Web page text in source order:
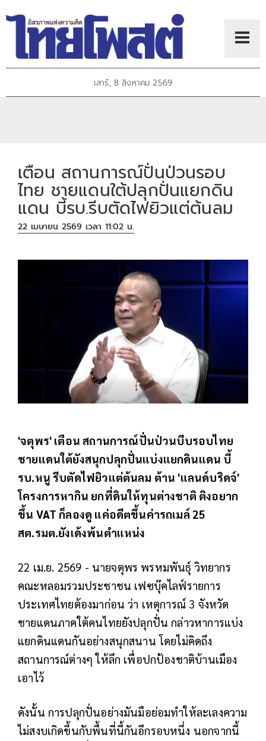
เสาร์, 8 สิงหาคม 2569
เตือน สถานการณ์ปั่นป่วนรอบ
ไทย ชายแดนใต้ปลุกปั่นแยกดิน
แดน บี้รบ.รีบตัดไฟยิวแต่ต้นลม
22 เมษายน 2569 เวลา 11:02 น.
'จตุพร' เตือน สถานการณ์ปั่นป่วนบีบรอบไทย
ชายแดนใต้ยังสนุกปลุกปั่นแบ่งแยกดินแดน บี้
รบ.หนู รีบตัดไฟยิวแต่ต้นลม ต้าน 'แลนด์บริดจ์'
โครงการหากิน ยกที่ดินให้ทุนต่างชาติ ติงอยาก
ขึ้น VAT ก็ลองดู แค่อดีตขึ้นค่ารถเมล์ 25
สต.รมต.ยังเด้งพ้นตำแหน่ง
22 เม.ย. 2569 - นายจตุพร พรหมพันธุ์ วิทยากร
คณะหลอมรวมประชาชน เฟซบุ๊คไลฟ์รายการ
ประเทศไทยต้องมาก่อน ว่า เหตุการณ์ 3 จังหวัด
ชายแดนภาคใต้คนไทยยังปลุกปั่น กล่าวหาการแบ่ง
แยกดินแดนกันอย่างสนุกสนาน โดยไม่คิดถึง
สถานการณ์ต่างๆ ให้ลึก เพื่อปกป้องชาติบ้านเมือง
เอาไว้
ดังนั้น การปลุกปั่นอย่างมันมือย่อมทำให้ละเลงความ
ไม่สงบเกิดขึ้นกับพื้นที่นี้กันอีกรอบหนึ่ง นอกจากนี้